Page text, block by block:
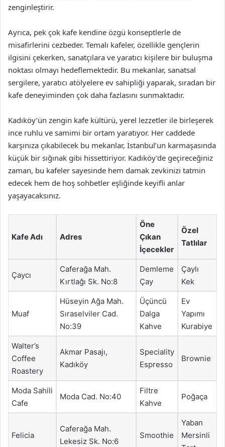
zenginleştirir.
Ayrıca, pek çok kafe kendine özgü konseptlerle de
misafirlerini cezbeder. Temalı kafeler, özellikle gençlerin
ilgisini çekerken, sanatçılara ve yaratıcı kişilere bir buluşma
noktası olmayı hedeflemektedir. Bu mekanlar, sanatsal
sergilere, yaratıcı atölyelere ev sahipliği yaparak, sıradan bir
kafe deneyiminden çok daha fazlasını sunmaktadır.
Kadıköy’ün zengin kafe kültürü, yerel lezzetler ile birleşerek
ince ruhlu ve samimi bir ortam yaratıyor. Her caddede
karşınıza çıkabilecek bu mekanlar, İstanbul’un karmaşasında
küçük bir sığınak gibi hissettiriyor. Kadıköy’de geçireceğiniz
zaman, bu kafeler sayesinde hem damak zevkinizi tatmin
edecek hem de hoş sohbetler eşliğinde keyifli anlar
yaşayacaksınız.
Kafe Adı Adres
Öne
Çıkan
İçecekler
Özel
Tatlılar
Çaycı
Caferağa Mah.
Kırtlağı Sk. No:8
Demleme
Çay
Çaylı
Kek
Muaf
Hüseyin Ağa Mah.
Sıraselviler Cad.
No:39
Üçüncü
Dalga
Kahve
Ev
Yapımı
Kurabiye
Walter’s
Coffee
Roastery
Akmar Pasajı,
Kadıköy
Speciality
Espresso
Brownie
Moda Sahili
Cafe
Moda Cad. No:40
Filtre
Kahve
Poğaça
Felicia
Caferağa Mah.
Lekesiz Sk. No:6
Smoothie
Yaban
Mersinli